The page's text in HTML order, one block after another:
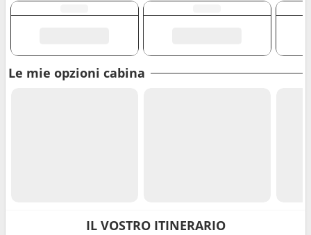
Le mie opzioni cabina
IL VOSTRO ITINERARIO